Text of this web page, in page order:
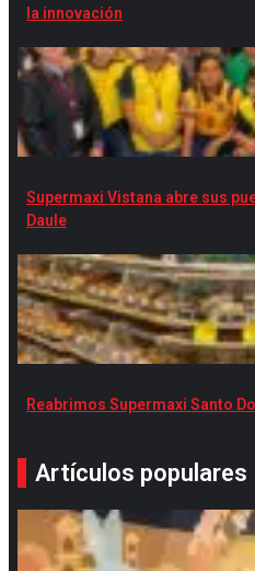
la innovación
Supermaxi Vistana abre sus
Daule
Reabrimos Supermaxi Santo
Artículos populares